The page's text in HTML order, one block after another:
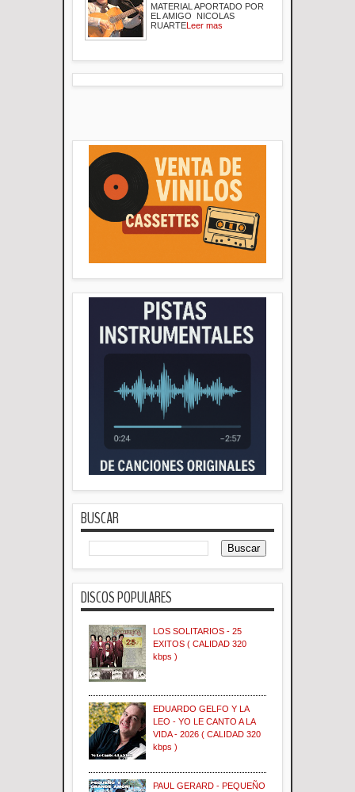
MATERIAL APORTADO POR
EL AMIGO NICOLAS
RUARTELeer mas
BUSCAR
DISCOS POPULARES
LOS SOLITARIOS - 25
EXITOS ( CALIDAD 320
kbps )
EDUARDO GELFO Y LA
LEO - YO LE CANTO A LA
VIDA - 2026 ( CALIDAD 320
kbps )
PAUL GERARD - PEQUEÑO